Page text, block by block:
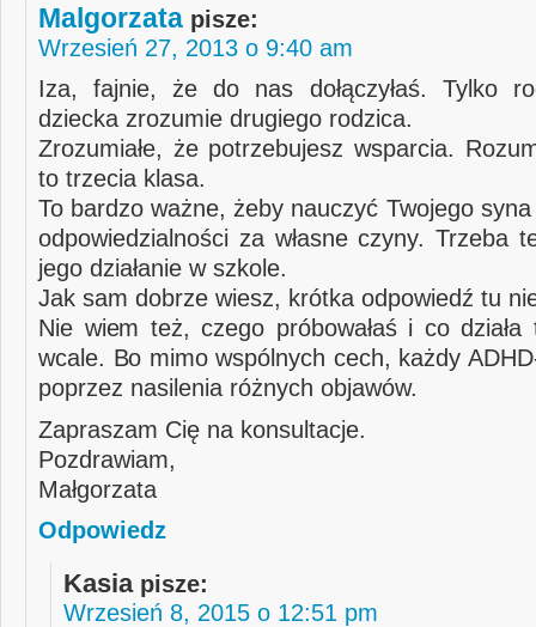
Malgorzata pisze:
Wrzesień 27, 2013 o 9:40 am
Iza, fajnie, że do nas dołączyłaś. Tylko
dziecka zrozumie drugiego rodzica.
Zrozumiałe, że potrzebujesz wsparcia.
to trzecia klasa.
To bardzo ważne, żeby nauczyć Twojego syna
odpowiedzialności za własne czyny. Trzeba
jego działanie w szkole.
Jak sam dobrze wiesz, krótka odpowiedź tu
Nie wiem też, czego próbowałaś i co
wcale. Bo mimo wspólnych cech, każdy
poprzez nasilenia różnych objawów.
Zapraszam Cię na konsultacje.
Pozdrawiam,
Małgorzata
Odpowiedz
Kasia pisze:
Wrzesień 8, 2015 o 12:51 pm